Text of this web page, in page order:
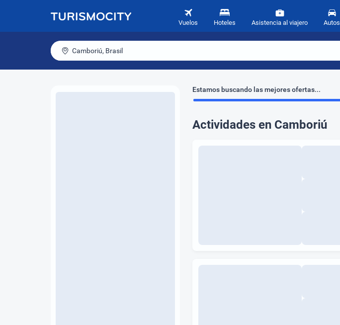
Vuelos Hoteles Asistencia al viajero Autos
Camboriú, Brasil
Estamos buscando las mejores ofertas...
Actividades en Camboriú